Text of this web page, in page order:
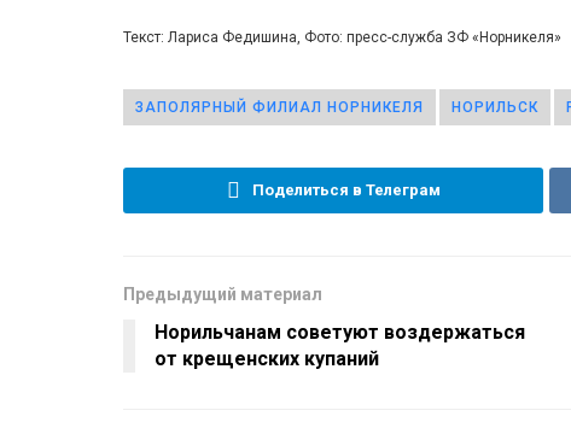
Текст: Лариса Федишина, Фото: пресс-служба ЗФ «Норникеля»
ЗАПОЛЯРНЫЙ ФИЛИАЛ НОРНИКЕЛЯ НОРИЛЬСК
Поделиться в Телеграм
Предыдущий материал
Норильчанам советуют воздержаться
от крещенских купаний